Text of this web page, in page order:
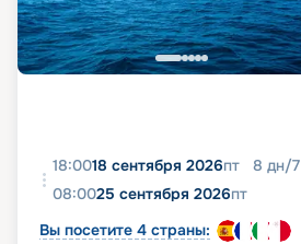
18:0018 сентября 2026пт 8 дн/7
08:0025 сентября 2026пт
Вы посетите 4 страны: